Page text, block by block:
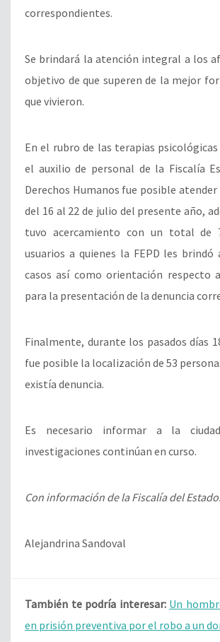
correspondientes.
Se brindará la atención integral a los
objetivo de que superen de la mejor
que vivieron.
En el rubro de las terapias
el auxilio de personal de la Fiscalía
Derechos Humanos fue posible atender
del 16 al 22 de julio del presente año,
tuvo acercamiento con un total de
usuarios a quienes la FEPD les brindó
casos así como orientación respecto
para la presentación de la denuncia
Finalmente, durante los pasados días
fue posible la localización de 53
existía denuncia.
Es necesario informar a la
investigaciones continúan en curso.
Con información de la Fiscalía del
Alejandrina Sandoval
También te podría interesar: Un
en prisión preventiva por el robo a un